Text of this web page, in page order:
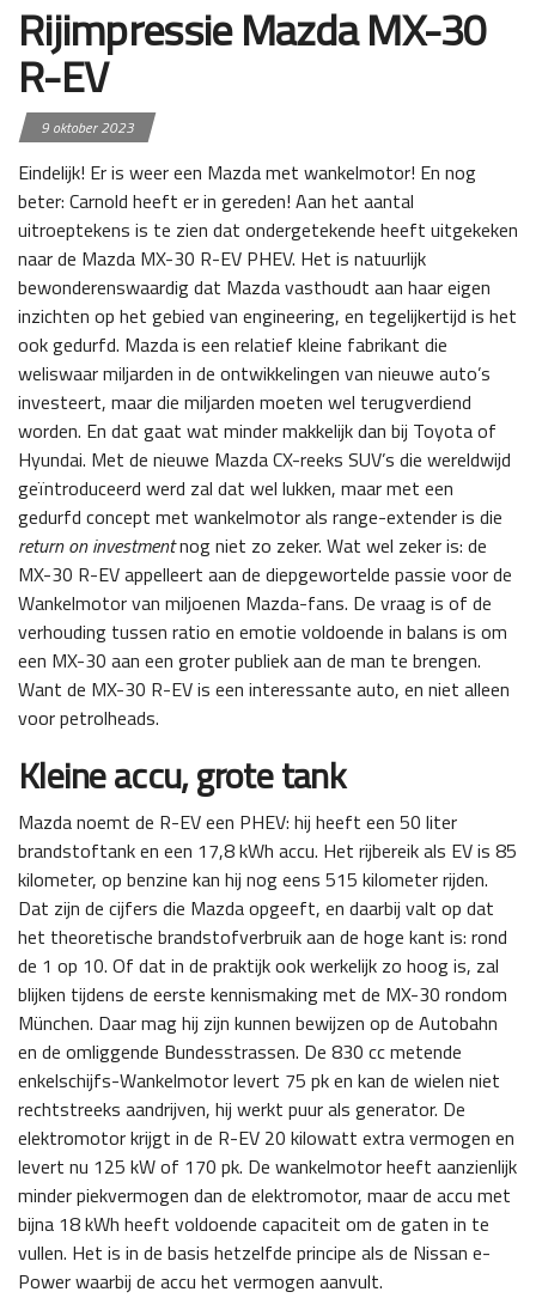
Rijimpressie Mazda MX-30
R-EV
9 oktober 2023
Eindelijk! Er is weer een Mazda met wankelmotor! En nog
beter: Carnold heeft er in gereden! Aan het aantal
uitroeptekens is te zien dat ondergetekende heeft uitgekeken
naar de Mazda MX-30 R-EV PHEV. Het is natuurlijk
bewonderenswaardig dat Mazda vasthoudt aan haar eigen
inzichten op het gebied van engineering, en tegelijkertijd is het
ook gedurfd. Mazda is een relatief kleine fabrikant die
weliswaar miljarden in de ontwikkelingen van nieuwe auto’s
investeert, maar die miljarden moeten wel terugverdiend
worden. En dat gaat wat minder makkelijk dan bij Toyota of
Hyundai. Met de nieuwe Mazda CX-reeks SUV’s die wereldwijd
geïntroduceerd werd zal dat wel lukken, maar met een
gedurfd concept met wankelmotor als range-extender is die
return on investmentnog niet zo zeker. Wat wel zeker is: de
MX-30 R-EV appelleert aan de diepgewortelde passie voor de
Wankelmotor van miljoenen Mazda-fans. De vraag is of de
verhouding tussen ratio en emotie voldoende in balans is om
een MX-30 aan een groter publiek aan de man te brengen.
Want de MX-30 R-EV is een interessante auto, en niet alleen
voor petrolheads.
Kleine accu, grote tank
Mazda noemt de R-EV een PHEV: hij heeft een 50 liter
brandstoftank en een 17,8 kWh accu. Het rijbereik als EV is 85
kilometer, op benzine kan hij nog eens 515 kilometer rijden.
Dat zijn de cijfers die Mazda opgeeft, en daarbij valt op dat
het theoretische brandstofverbruik aan de hoge kant is: rond
de 1 op 10. Of dat in de praktijk ook werkelijk zo hoog is, zal
blijken tijdens de eerste kennismaking met de MX-30 rondom
München. Daar mag hij zijn kunnen bewijzen op de Autobahn
en de omliggende Bundesstrassen. De 830 cc metende
enkelschijfs-Wankelmotor levert 75 pk en kan de wielen niet
rechtstreeks aandrijven, hij werkt puur als generator. De
elektromotor krijgt in de R-EV 20 kilowatt extra vermogen en
levert nu 125 kW of 170 pk. De wankelmotor heeft aanzienlijk
minder piekvermogen dan de elektromotor, maar de accu met
bijna 18 kWh heeft voldoende capaciteit om de gaten in te
vullen. Het is in de basis hetzelfde principe als de Nissan e-
Power waarbij de accu het vermogen aanvult.